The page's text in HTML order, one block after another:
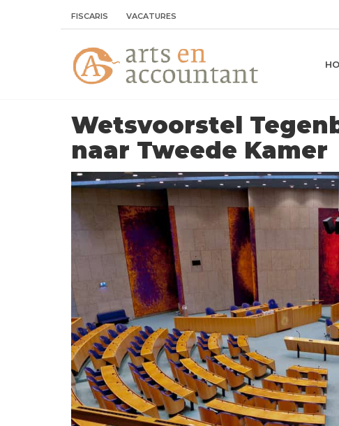
FISCARIS VACATURES
Wetsvoorstel
naar Tweede Kamer